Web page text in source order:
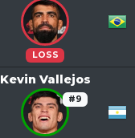
LOSS
Kevin Vallejos
#9